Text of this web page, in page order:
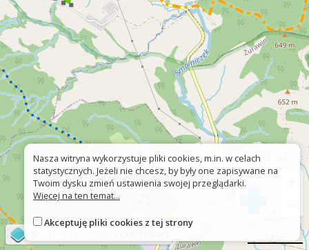
Nasza witryna wykorzystuje pliki cookies, m.in. w celach
statystycznych. Jeżeli nie chcesz, by były one zapisywane na
Twoim dysku zmień ustawienia swojej przeglądarki.
Więcej na ten temat...
Akceptuję pliki cookies z tej strony